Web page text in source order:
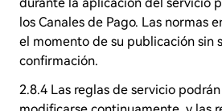
los Canales de Pago. Las normas
el momento de su publicación sin
confirmación.
2.8.4 Las reglas de servicio